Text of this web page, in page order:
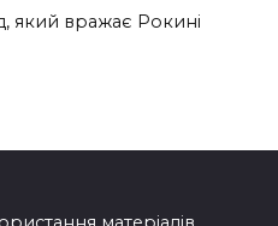
який вражає Рокині